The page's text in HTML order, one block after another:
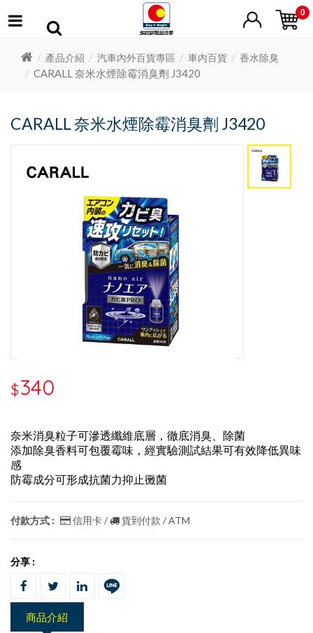
0
產品介紹 汽車內外百貨專區 車內百貨 香水除臭
CARALL 奈米水煙除霉消臭劑 J3420
CARALL 奈米水煙除霉消臭劑 J3420
$340
奈米消臭粒子可滲透纖維底層，徹底消臭、除菌
添加除臭香料可包覆霉味，經實驗測試結果可有效降低異味
感
防霉成分可形成抗菌力抑止黴菌
付款方式 : 信用卡 / 貨到付款 / ATM
分享 :
商品介紹